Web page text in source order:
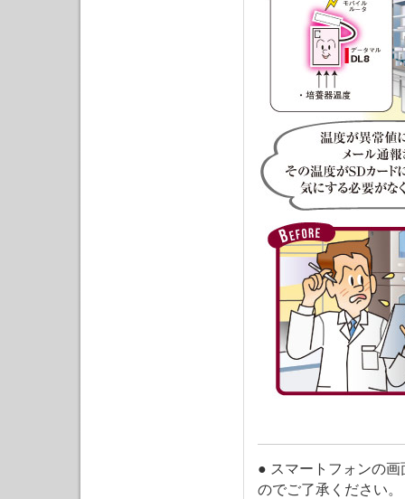
● スマートフォンの
のでご了承ください。